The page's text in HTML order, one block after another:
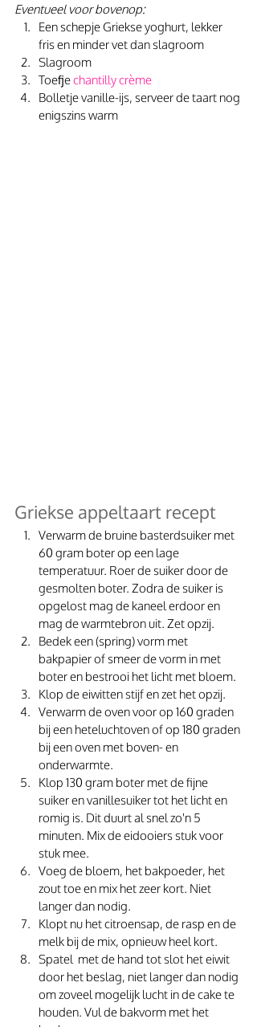
Eventueel voor bovenop:
Een schepje Griekse yoghurt, lekker
fris en minder vet dan slagroom
Slagroom
Toefje chantilly crème
Bolletje vanille-ijs, serveer de taart nog
enigszins warm
Griekse appeltaart recept
Verwarm de bruine basterdsuiker met
60 gram boter op een lage
temperatuur. Roer de suiker door de
gesmolten boter. Zodra de suiker is
opgelost mag de kaneel erdoor en
mag de warmtebron uit. Zet opzij.
Bedek een (spring) vorm met
bakpapier of smeer de vorm in met
boter en bestrooi het licht met bloem.
Klop de eiwitten stijf en zet het opzij.
Verwarm de oven voor op 160 graden
bij een heteluchtoven of op 180 graden
bij een oven met boven- en
onderwarmte.
Klop 130 gram boter met de fijne
suiker en vanillesuiker tot het licht en
romig is. Dit duurt al snel zo'n 5
minuten. Mix de eidooiers stuk voor
stuk mee.
Voeg de bloem, het bakpoeder, het
zout toe en mix het zeer kort. Niet
langer dan nodig.
Klopt nu het citroensap, de rasp en de
melk bij de mix, opnieuw heel kort.
Spatel  met de hand tot slot het eiwit
door het beslag, niet langer dan nodig
om zoveel mogelijk lucht in de cake te
houden. Vul de bakvorm met het